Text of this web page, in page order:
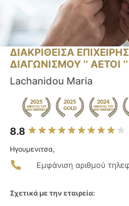
ΔΙΑΚΡΙΘΕΙΣΑ
ΔΙΑΓΩΝΙΣΜΟΥ ‘’ ΑΕΤΟΙ ‘’
Lachanidou Maria
8.8
Ηγουμενιτσα,
Εμφάνιση αριθμού
Σχετικά με την εταιρεία: